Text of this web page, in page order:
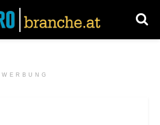
WERBUNG